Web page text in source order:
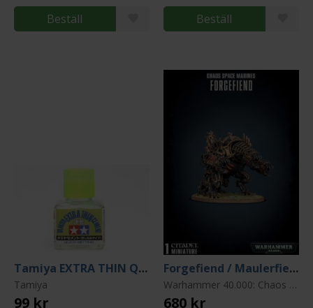
Beställ Beställ
Tamiya EXTRA THIN QUICK-SETTING Cement
Tamiya
99 kr
Forgefiend / Maulerfiend
Warhammer 40.000: Chaos Space Marines
680 kr